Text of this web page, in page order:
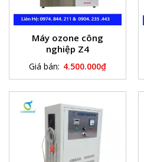
Máy ozone công
nghiệp Z4
Giá bán: 4.500.000₫